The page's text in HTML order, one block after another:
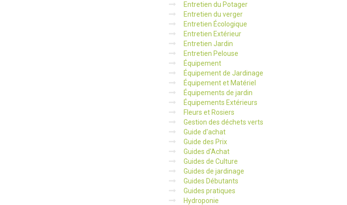
Entretien du Potager
Entretien du verger
Entretien Écologique
Entretien Extérieur
Entretien Jardin
Entretien Pelouse
Équipement
Équipement de Jardinage
Équipement et Matériel
Équipements de jardin
Équipements Extérieurs
Fleurs et Rosiers
Gestion des déchets verts
Guide d'achat
Guide des Prix
Guides d'Achat
Guides de Culture
Guides de jardinage
Guides Débutants
Guides pratiques
Hydroponie